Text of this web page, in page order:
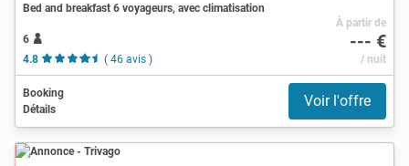
Bed and breakfast 6 voyageurs, avec climatisation
6
4.8
( 46 avis )
À partir de
--- €
/ nuit
Booking
Détails
Voir l'offre
Annonce